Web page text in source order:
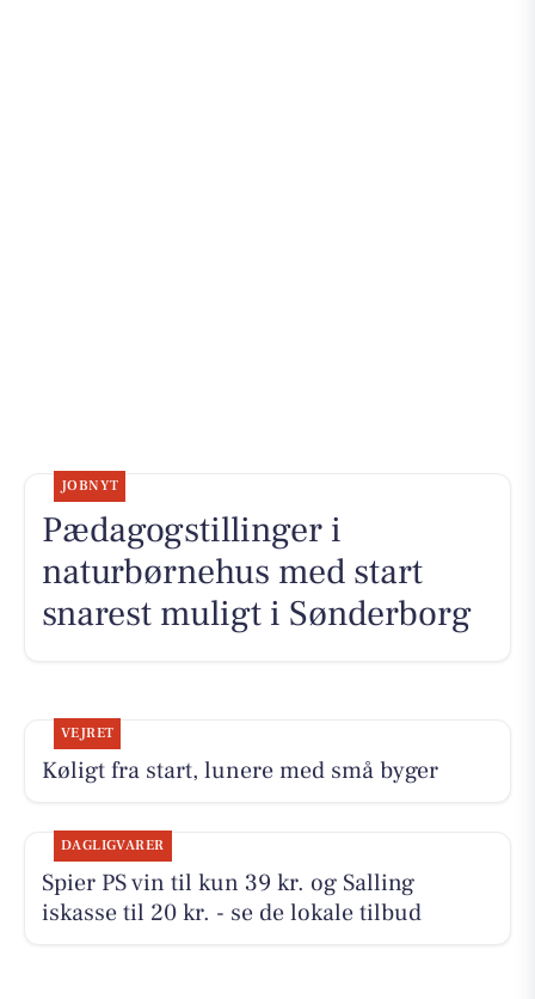
JOBNYT
Pædagogstillinger i
naturbørnehus med start
snarest muligt i Sønderborg
VEJRET
Køligt fra start, lunere med små byger
DAGLIGVARER
Spier PS vin til kun 39 kr. og Salling
iskasse til 20 kr. - se de lokale tilbud